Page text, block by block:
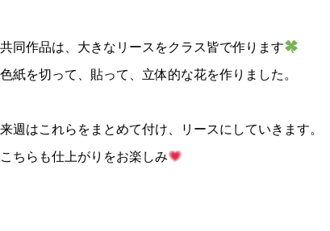
共同作品は、大きなリースをクラス皆で作ります
色紙を切って、貼って、立体的な花を作りました。
来週はこれらをまとめて付け、リースにしていきます。
こちらも仕上がりをお楽しみ